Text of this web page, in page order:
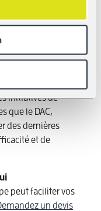
Qu’il
du secteur
du transport
initiatives de
que le DAC,
des dernières
et de
peut faciliter vos
un devis